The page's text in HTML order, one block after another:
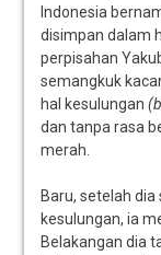
Indonesia
disimpan dalam
perpisahan
semangkuk
hal kesulungan
dan tanpa rasa
merah.
Baru, setelah
kesulungan, ia
Belakangan dia